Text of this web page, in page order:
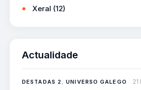
Xeral (12)
Actualidade
DESTADAS 2,UNIVERSO GALEGO